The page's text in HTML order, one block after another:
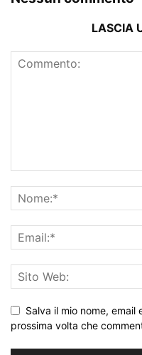
LASCIA
Salva il mio nome,
prossima volta che